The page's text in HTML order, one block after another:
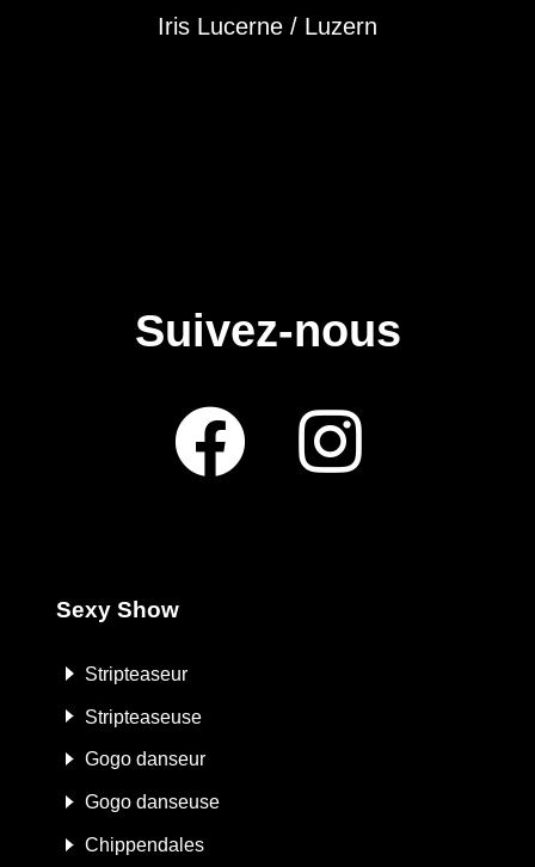
Iris Lucerne / Luzern
Suivez-nous
Sexy Show
Stripteaseur
Stripteaseuse
Gogo danseur
Gogo danseuse
Chippendales